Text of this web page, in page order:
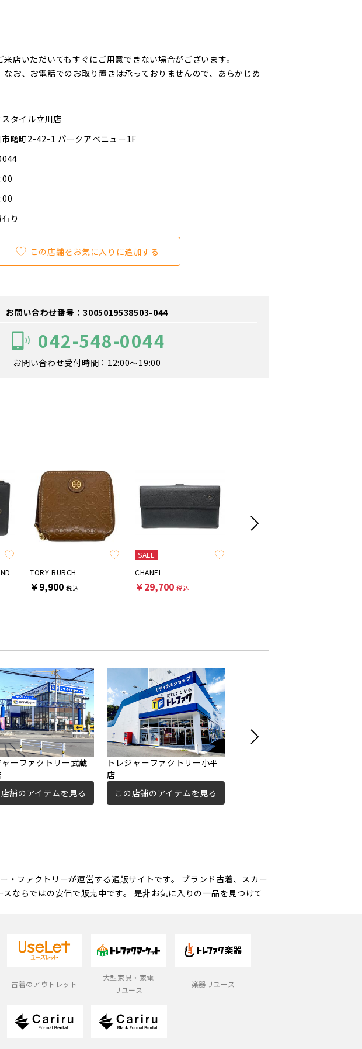
店いただいてもすぐにご用意できない場合がございます。
お、お電話でのお取り置きは承っておりませんので、あらかじめ
スタイル立川店
曙町2-42-1 パークアベニュー1F
り
この店舗をお気に入りに追加する
お問い合わせ番号：3005019538503-044
042-548-0044
お問い合わせ受付時間：12:00～19:00
TORY BURCH
￥9,900 税込
SALE
CHANEL
￥29,700 税込
ャーファクトリー武蔵
舗のアイテムを見る
トレジャーファクトリー小平
店
この店舗のアイテムを見る
・ファクトリーが運営する通販サイトです。 ブランド古着、スカー
ならではの安価で販売中です。 是非お気に入りの一品を見つけて
古着のアウトレット
大型家具・家電
リユース
楽器リユース